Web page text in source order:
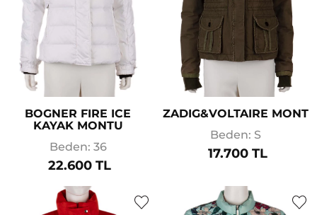
BOGNER FIRE ICE
KAYAK MONTU
Beden: 36
22.600 TL
ZADIG&VOLTAIRE MONT
Beden: S
17.700 TL